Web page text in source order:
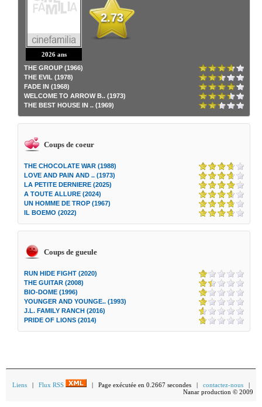
2026 ans
2.73
THE GROUP (1966)
THE EVIL (1978)
FADE IN (1968)
WELCOME TO ARROW B.. (1973)
THE BEST HOUSE IN .. (1969)
Coups de coeur
THE CHOCOLATE WAR (1988)
LOVE AND PAIN AND .. (1973)
LA PETITE DERNIERE (2025)
A TOUTE ALLURE (2024)
UN HOMME DE TROP (1967)
IL BOEMO (2022)
Coups de gueule
RUN HIDE FIGHT (2020)
THE GUITAR (2008)
BIO-DOME (1996)
YOUNGER AND YOUNGE.. (1993)
J.L. FAMILY RANCH (2016)
PRIDE OF LIONS (2014)
Liens | Flux RSS | Page exécutée en 0.2667 secondes | contactez-nous |
Nanar production © 2009